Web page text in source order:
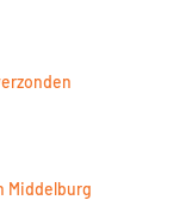
Middelburg